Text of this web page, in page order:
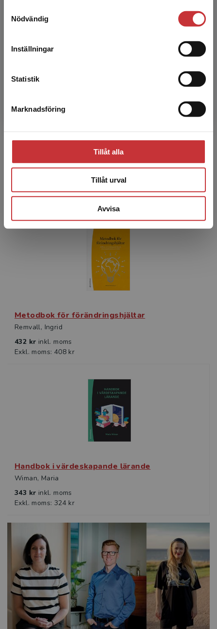
Nödvändig
Inställningar
Statistik
Marknadsföring
Tillåt alla
Tillåt urval
Avvisa
Vi erbjuder inte leveranser utanför Sverige. För
att kunna slutföra ett köp måste
ungas superkrafter.
Den värdeskapande eleven
371 krinkl. moms
Metodbok för förändringshjältar
Remvall, Ingrid
432 kr inkl. moms
Exkl. moms: 408 kr
Handbok i värdeskapande lärande
Wiman, Maria
343 kr inkl. moms
Exkl. moms: 324 kr